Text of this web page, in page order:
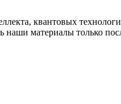
квантовых
наши материалы только